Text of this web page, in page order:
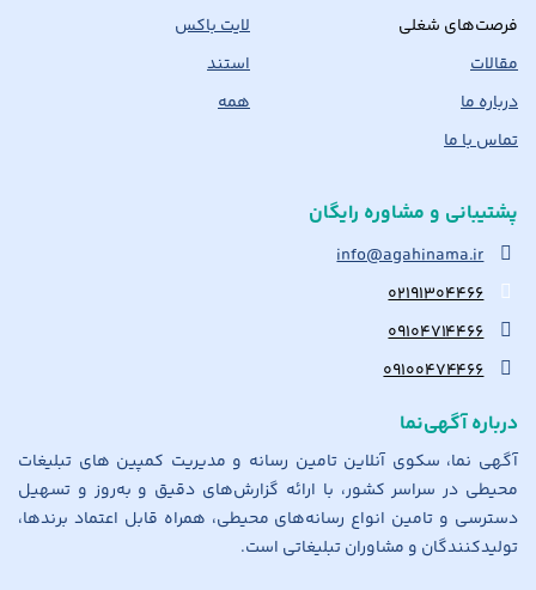
فرصت‌های شغلی
مقالات
درباره ما
تماس با ما
لایت باکس
استند
همه
پشتیبانی و مشاوره رایگان
info@agahinama.ir
۰۲۱۹۱۳۰۴۴۶۶
۰۹۱۰۴۷۱۴۴۶۶
۰۹۱۰۰۴۷۴۴۶۶
درباره آگهی‌نما
آگهی نما، سکوی آنلاین تامین رسانه و مدیریت کمپین های تبلیغات
محیطی در سراسر کشور، با ارائه گزارش‌های دقیق و به‌روز و تسهیل
دسترسی و تامین انواع رسانه‌های محیطی، همراه قابل اعتماد برندها،
تولیدکنندگان و مشاوران تبلیغاتی است.